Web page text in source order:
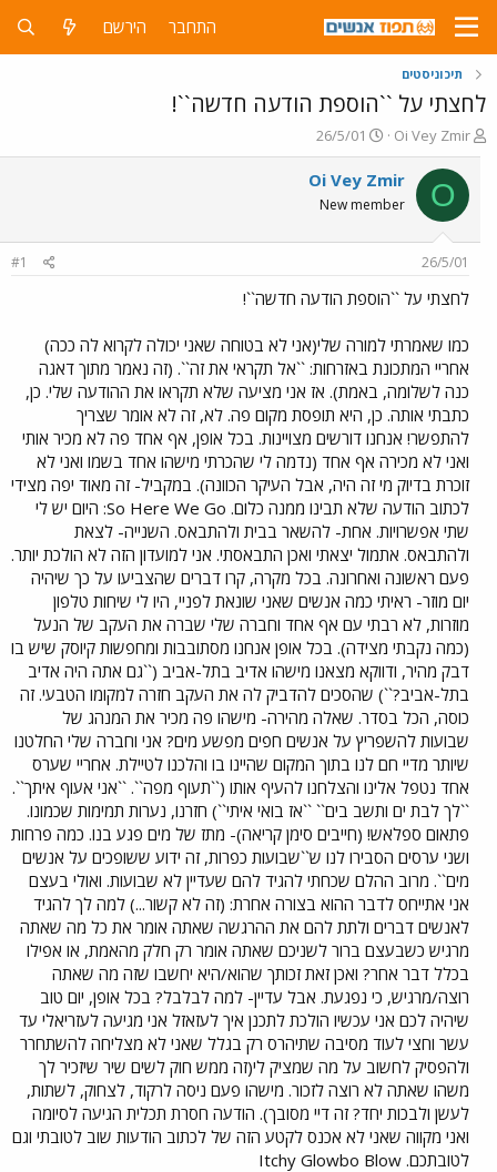
התחבר הירשם
תיכוניסטים
לחצתי על ``הוספת הודעה חדשה``!
פ
ו
ת
ח
ה
ש
א
Oi Vey Zmir
פ
ו
ר
ם
ר
26/5/01
O
Oi Vey Zmir
New member
26/5/01
#1
לחצתי על ``הוספת הודעה חדשה``!
כמו שאמרתי למורה שלי(אני לא בטוחה שאני יכולה לקרוא לה ככה)
אחריי המתכונת באזרחות: ``אל תקראי את זה``. (זה נאמר מתוך דאגה
כנה לשלומה, באמת). אז אני מציעה שלא תקראו את ההודעה שלי. כן,
כתבתי אותה. כן, היא תופסת מקום פה. לא, זה לא אומר שצריך
להתפשר! אנחנו דורשים מצויינות. בכל אופן, אף אחד פה לא מכיר אותי
ואני לא מכירה אף אחד (נדמה לי שהכרתי מישהו אחד בשמו ואני לא
זוכרת בדיוק מי זה היה, אבל העיקר הכוונה). במקביל- זה מאוד יפה מצידי
לכתוב הודעה שלא תבינו ממנה כלום. So Here We Go: היום יש לי
שתי אפשרויות. אחת- להשאר בבית ולהתבאס. השנייה- לצאת
ולהתבאס. אתמול יצאתי ואכן התבאסתי. אני למועדון הזה לא הולכת יותר.
פעם ראשונה ואחרונה. בכל מקרה, קרו דברים שהצביעו על כך שיהיה
יום מוזר- ראיתי כמה אנשים שאני שונאת לפניי, היו לי שיחות טלפון
מוזרות, לא רבתי עם אף אחד וחברה שלי שברה את העקב של הנעל
(כמה נקבתי מצידה). בכל אופן אנחנו מסתובבות ומחפשות קיוסק שיש בו
דבק מהיר, ודווקא מצאנו מישהו אדיב בתל-אביב (``גם אתה היה אדיב
בתל-אביב?``) שהסכים להדביק לה את העקב חזרה למקומו הטבעי. זה
כוסה, הכל בסדר. שאלה מהירה- מישהו פה מכיר את המנהג של
שבועות להשפריץ על אנשים חפים מפשע מים? אני וחברה שלי החלטנו
שיותר מדיי חם לנו בתוך המקום שהיינו בו והלכנו לטיילת. אחריי שערס
אחד נטפל אלינו והצלחנו להעיף אותו (``תעוף מפה``. ``אני אעוף איתך``.
``לך לבת ים ותשב בים`` ``אז בואי איתי``) חזרנו, נערות תמימות שכמונו.
פתאום ספלאש! (חייבים סימן קריאה)- מתז של מים פגע בנו. כמה פרחות
ושני ערסים הסבירו לנו ש``שבועות כפרות, זה ידוע ששופכים על אנשים
מים``. מרוב ההלם שכחתי להגיד להם שעדיין לא שבועות. ואולי בעצם
אני אתייחס לדבר ההוא בצורה אחרת: (זה לא קשור...) למה לך להגיד
לאנשים דברים ולתת להם את ההרגשה שאתה אומר את כל מה שאתה
מרגיש כשבעצם ברור לשניכם שאתה אומר רק חלק מהאמת, או אפילו
בכלל דבר אחר? ואכן זאת זכותך שהוא/היא יחשבו שזה מה שאתה
רוצה/מרגיש, כי נפגעת. אבל עדיין- למה לבלבל? בכל אופן, יום טוב
שיהיה לכם אני עכשיו הולכת לתכנן איך לעזאזל אני מגיעה לעזריאלי עד
עשר וחצי לעוד מסיבה שתיהרס רק בגלל שאני לא מצליחה להשתחרר
ולהפסיק לחשוב על מה שמציק לי(זה ממש חוק לשים שיר שיזכיר לך
משהו שאתה לא רוצה לזכור. מישהו פעם ניסה לרקוד, לצחוק, לשתות,
לעשן ולבכות יחד? זה דיי מסובך). הודעה חסרת תכלית הגיעה לסיומה
ואני מקווה שאני לא אכנס לקטע הזה של לכתוב הודעות שוב לטובתי וגם
לטובתכם. Itchy Glowbo Blow